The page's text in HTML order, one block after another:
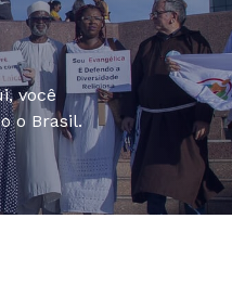
você
o Brasil.